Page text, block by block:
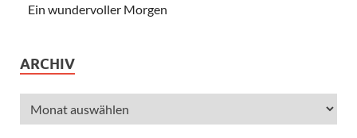
Ein wundervoller Morgen
ARCHIV